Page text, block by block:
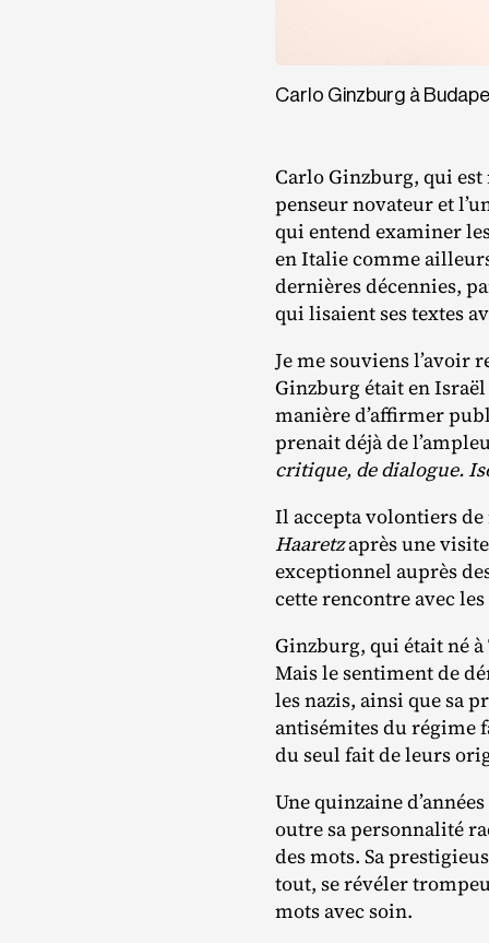
Carlo Ginzburg à
Carlo Ginzburg, qui est
penseur novateur et
qui entend examiner
en Italie comme
dernières décennies,
qui lisaient ses textes
Je me souviens l’avoir
Ginzburg était en
manière d’affirmer
prenait déjà de
critique, de dialogue.
Il accepta volontiers
Haaretzaprès une
exceptionnel auprès
cette rencontre avec
Ginzburg, qui était né
Mais le sentiment de
les nazis, ainsi que sa
antisémites du régime
du seul fait de leurs
Une quinzaine
outre sa personnalité
des mots. Sa
tout, se révéler
mots avec soin.